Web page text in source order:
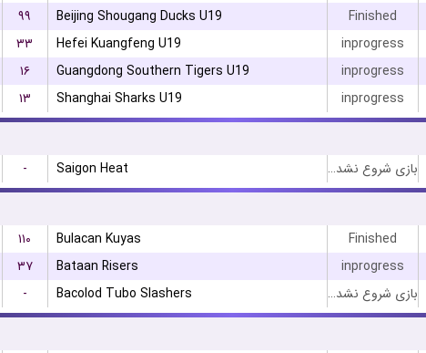
۹۹ Beijing Shougang Ducks U19 Finished
۳۳ Hefei Kuangfeng U19 inprogress
۱۶ Guangdong Southern Tigers U19 inprogress
۱۳ Shanghai Sharks U19 inprogress
- Saigon Heat بازی شروع نشده است
۱۱۰ Bulacan Kuyas Finished
۳۷ Bataan Risers inprogress
- Bacolod Tubo Slashers بازی شروع نشده است